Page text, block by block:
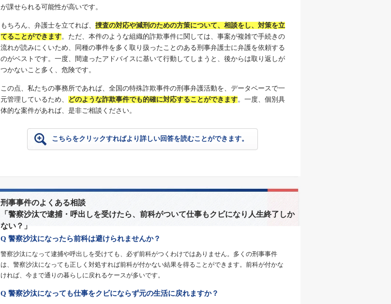
が課せられる可能性が高いです。
もちろん、弁護士を立てれば、 捜査の対応や減刑のための方策について、相談をし、対策を立
てることができます。ただ、本件のような組織的詐欺事件に関しては、事案が複雑で手続きの
流れが読みにくいため、同種の事件を多く取り扱ったことのある刑事弁護士に弁護を依頼する
のがベストです。一度、間違ったアドバイスに基いて行動してしまうと、後からは取り返しが
つかないこと多く、危険です。
この点、私たちの事務所であれば、全国の特殊詐欺事件の刑事弁護活動を、データベースで一
元管理しているため、
どのような詐欺事件でも的確に対応することができます。一度、個別具
体的な案件があれば、是非ご相談ください。
こちらをクリックすればより詳しい回答を読むことができます。
刑事事件のよくある相談
「警察沙汰で逮捕・呼出しを受けたら、前科がついて仕事もクビになり人生終了しか
ない？」
Q 警察沙汰になったら前科は避けられませんか？
警察沙汰になって逮捕や呼出しを受けても、必ず前科がつくわけではありません。多くの刑事事件
は、警察沙汰になっても正しく対処すれば前科が付かない結果を得ることができます。前科が付かな
ければ、今まで通りの暮らしに戻れるケースが多いです。
Q 警察沙汰になっても仕事をクビにならず元の生活に戻れますか？